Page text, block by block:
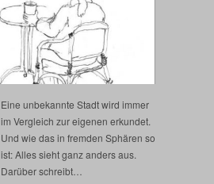
Eine unbekannte Stadt wird immer
im Vergleich zur eigenen erkundet.
Und wie das in fremden Sphären so
ist: Alles sieht ganz anders aus.
Darüber schreibt…